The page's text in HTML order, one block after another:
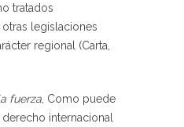
tratados
legislaciones
regional (Carta,
fuerza , Como puede
internacional